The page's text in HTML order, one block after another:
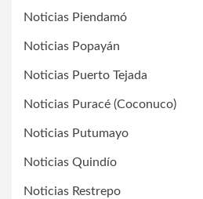
Noticias Piendamó
Noticias Popayán
Noticias Puerto Tejada
Noticias Puracé (Coconuco)
Noticias Putumayo
Noticias Quindío
Noticias Restrepo